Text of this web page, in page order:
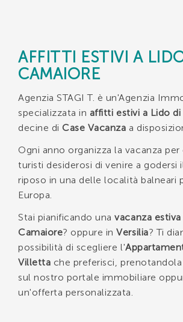
AFFITTI ESTIVI A
CAMAIORE
Agenzia STAGI T. è un'Agenzia
specializzata in affitti estivi a Lido di
decine di Case Vacanza a
Ogni anno organizza la vacanza per
turisti desiderosi di venire a godersi
riposo in una delle località balneari
Europa.
Stai pianificando unavacanza
Camaiore? oppure inVersilia? Ti
possibilità di scegliere l'
Villetta che preferisci,
sul nostro portale immobiliare
un'offerta personalizzata.